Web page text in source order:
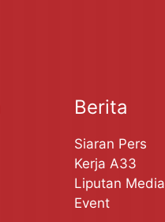
Berita
Siaran Pers
Kerja A33
Liputan Media
Event